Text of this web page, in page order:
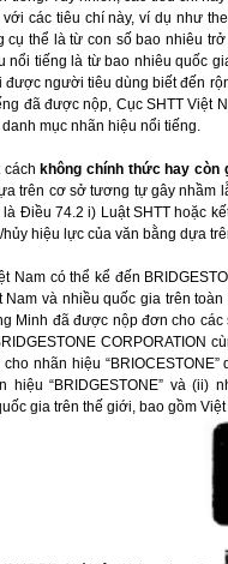
các tiêu chí này, ví dụ như
thể là từ con số bao nhiêu
tiếng là từ bao nhiêu quốc
người tiêu dùng biết đến
đã được nộp, Cục SHTT Việt
mục nhãn hiệu nổi tiếng.
cách không chính thức hay còn
trên cơ sở tương tự gây nhầm
Điều 74.2 i) Luật SHTT hoặc
hiệu lực của văn bằng dựa
có thể kể đến
và nhiều quốc gia trên
Minh đã được nộp đơn cho
CORPORATION
nhãn hiệu
“BRIDGESTONE” và (ii)
gia trên thế giới, bao gồm